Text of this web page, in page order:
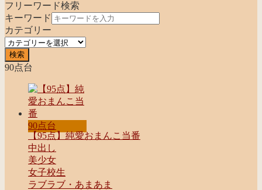
フリーワード検索
キーワード
カテゴリー
検索
90点台
90点台
【95点】純愛おまんこ当番
中出し
美少女
女子校生
ラブラブ・あまあま